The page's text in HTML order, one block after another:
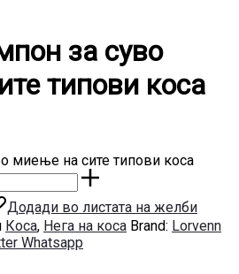
за суво
типови коса
миење на сите типови коса
Додади во листата на желби
Коса, Нега на коса Brand: Lorvenn
Whatsapp